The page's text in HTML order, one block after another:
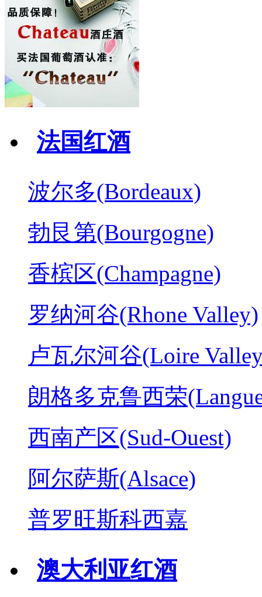
法国红酒
波尔多(Bordeaux)
勃艮第(Bourgogne)
香槟区(Champagne)
罗纳河谷(Rhone Valley)
卢瓦尔河谷(Loire
朗格多克鲁西荣
西南产区(Sud-Ouest)
阿尔萨斯(Alsace)
普罗旺斯科西嘉
澳大利亚红酒